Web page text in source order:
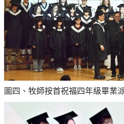
圖四、牧師按首祝福四年級畢業